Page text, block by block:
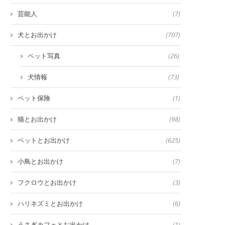
芸能人 (7)
犬とお出かけ (707)
ペット写真 (26)
犬情報 (73)
ペット保険 (1)
猫とお出かけ (98)
ペットとお出かけ (625)
小鳥とお出かけ (7)
フクロウとお出かけ (3)
ハリネズミとお出かけ (6)